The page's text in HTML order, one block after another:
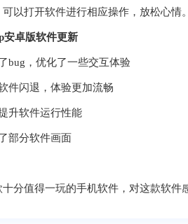
以打开软件进行相应操作，放松心情。
安卓版软件更新
，优化了一些交互体验
闪退，体验更加流畅
软件运行性能
分软件画面
值得一玩的手机软件，对这款软件